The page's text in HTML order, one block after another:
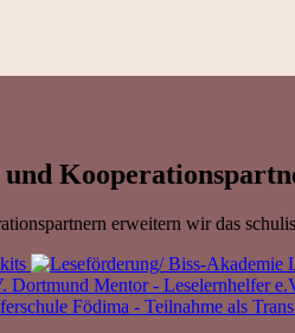
erweitern wir das
Mentor - Leselernhelfer
Födima - Teilnahme als